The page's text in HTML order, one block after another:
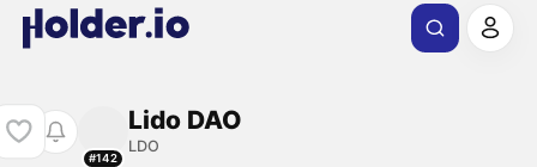
#142
Lido DAO
LDO